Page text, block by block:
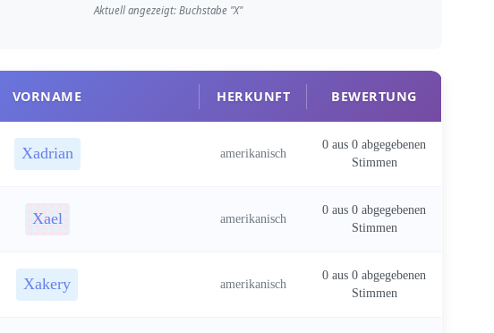
Aktuell angezeigt: Buchstabe "X"
VORNAME HERKUNFT BEWERTUNG
Xadrian amerikanisch
0 aus 0 abgegebenen
Stimmen
Xael amerikanisch
0 aus 0 abgegebenen
Stimmen
Xakery amerikanisch
0 aus 0 abgegebenen
Stimmen